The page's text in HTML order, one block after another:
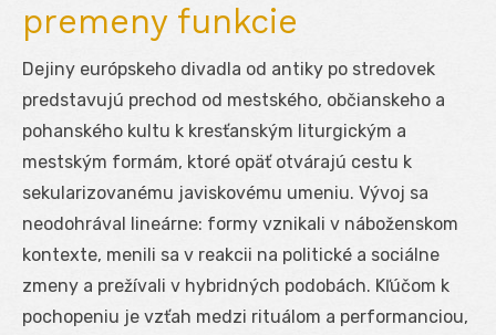
premeny funkcie
Dejiny európskeho divadla od antiky po stredovek
predstavujú prechod od mestského, občianskeho a
pohanského kultu k kresťanským liturgickým a
mestským formám, ktoré opäť otvárajú cestu k
sekularizovanému javiskovému umeniu. Vývoj sa
neodohrával lineárne: formy vznikali v náboženskom
kontexte, menili sa v reakcii na politické a sociálne
zmeny a prežívali v hybridných podobách. Kľúčom k
pochopeniu je vzťah medzi rituálom a performanciou,